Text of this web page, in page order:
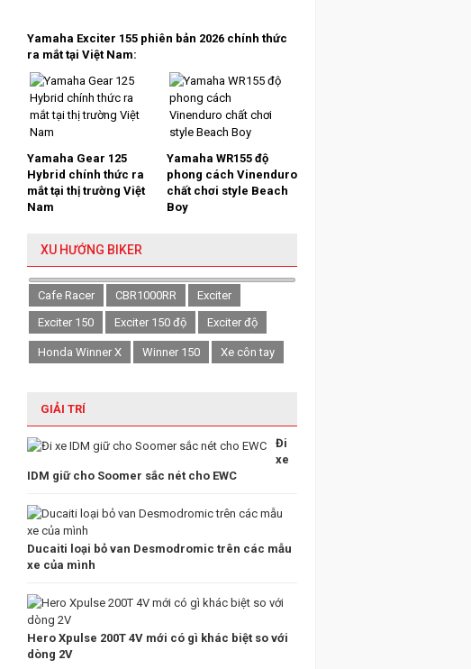
Yamaha Exciter 155 phiên bản 2026 chính thức
ra mắt tại Việt Nam:
Yamaha Gear 125
Hybrid chính thức ra
mắt tại thị trường Việt
Nam
Yamaha WR155 độ
phong cách Vinenduro
chất chơi style Beach
Boy
XU HƯỚNG BIKER
Cafe Racer CBR1000RR
Exciter
Exciter 150
Exciter 150 độ Exciter độ
Honda Winner X Winner 150 Xe côn tay
GIẢI TRÍ
Đi
xe
IDM giữ cho Soomer sắc nét cho EWC
Ducaiti loại bỏ van Desmodromic trên các mẫu
xe của mình
Hero Xpulse 200T 4V mới có gì khác biệt so với
dòng 2V